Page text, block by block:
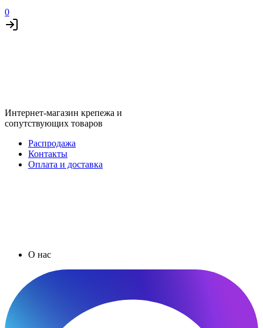
0
Интернет-магазин крепежа и
сопутствующих товаров
Распродажа
Контакты
Оплата и доставка
О нас